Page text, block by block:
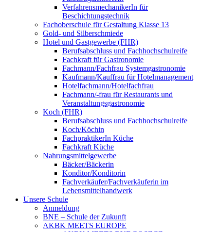
VerfahrensmechanikerIn für
Beschichtungstechnik
Fachoberschule für Gestaltung Klasse 13
Gold- und Silberschmiede
Hotel und Gastgewerbe (FHR)
Berufsabschluss und Fachhochschulreife
Fachkraft für Gastronomie
Fachmann/Fachfrau Systemgastronomie
Kaufmann/Kauffrau für Hotelmanagement
Hotelfachmann/Hotelfachfrau
Fachmann/-frau für Restaurants und
Veranstaltungsgastronomie
Koch (FHR)
Berufsabschluss und Fachhochschulreife
Koch/Köchin
FachpraktikerIn Küche
Fachkraft Küche
Nahrungsmittelgewerbe
Bäcker/Bäckerin
Konditor/Konditorin
Fachverkäufer/Fachverkäuferin im
Lebensmittelhandwerk
Unsere Schule
Anmeldung
BNE – Schule der Zukunft
AKBK MEETS EUROPE